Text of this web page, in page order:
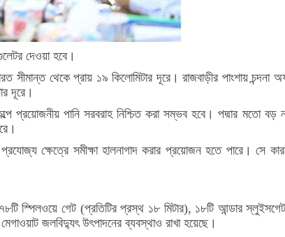
দেওয়া হবে।
সীমান্ত থেকে প্রায় ১৯ কিলোমিটার দূরে। রাজবাড়ীর পাংশায়
দূরে।
প্রয়োজনীয় পানি সরবরাহ নিশ্চিত করা সম্ভব হবে। পদ্মার মতো
ক্ষেত্রে সমীক্ষা হালনাগাদ করার প্রয়োজন হতে পারে। সে
৭৮টি স্পিলওয়ে গেট (প্রতিটির প্রস্থ ১৮ মিটার), ১৮টি আন্ডার
জলবিদ্যুৎ উৎপাদনের ব্যবস্থাও রাখা হয়েছে।